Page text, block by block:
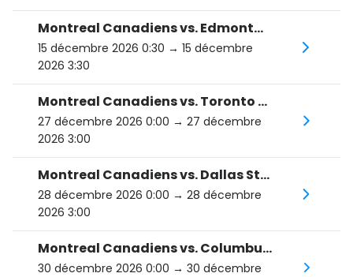
Montreal Canadiens vs. Edmonton Oilers
15 décembre 2026 0:30 → 15 décembre
2026 3:30
Montreal Canadiens vs. Toronto Maple Leafs
27 décembre 2026 0:00 → 27 décembre
2026 3:00
Montreal Canadiens vs. Dallas Stars
28 décembre 2026 0:00 → 28 décembre
2026 3:00
Montreal Canadiens vs. Columbus Blue Jackets
30 décembre 2026 0:00 → 30 décembre